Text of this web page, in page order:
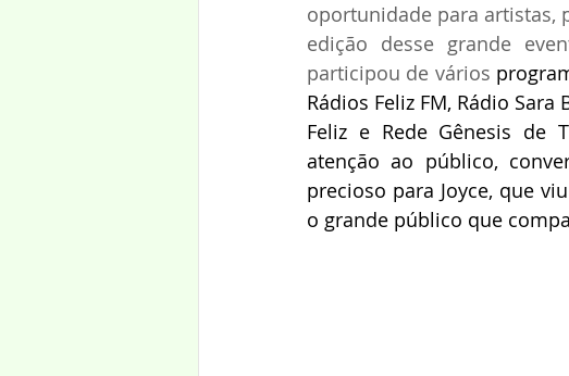
oportunidade para artistas,
edição desse grande
participou de vários
Rádios Feliz FM, Rádio
Feliz e Rede Gênesis de
atenção ao público,
precioso para Joyce, que
o grande público que